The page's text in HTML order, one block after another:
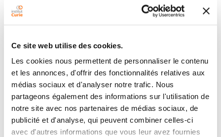
Ce site web utilise des cookies.
Les cookies nous permettent de personnaliser le contenu
et les annonces, d'offrir des fonctionnalités relatives aux
médias sociaux et d'analyser notre trafic. Nous
partageons également des informations sur l'utilisation de
notre site avec nos partenaires de médias sociaux, de
publicité et d'analyse, qui peuvent combiner celles-ci
avec d'autres informations que vous leur avez fournies
HeLa cells, emphasizing the importance of Myo6
dimerization. Finally, we show that the L926Q
indirectly impairs proximal dimerization. Our study thus
control of Myo6 auto-inhibition, localization, and
activation.
Equipes